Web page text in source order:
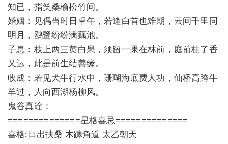
知已，指笑桑榆松竹间。
婚姻：见偶当时日卓午，若逢白首也难期，云间千里同
明月，鸥鹭纷纷满藕池。
子息：枝上两三黄白果，须留一果在林前，庭前桂了香
又运，此是前生结善缘。
收成：若见犬牛行水中，珊瑚海底费人功，仙桥高跨牛
羊过，人向西湖杨柳风。
鬼谷真诠：
==============星格喜忌==============
喜格:日出扶桑 木躔角道 太乙朝天